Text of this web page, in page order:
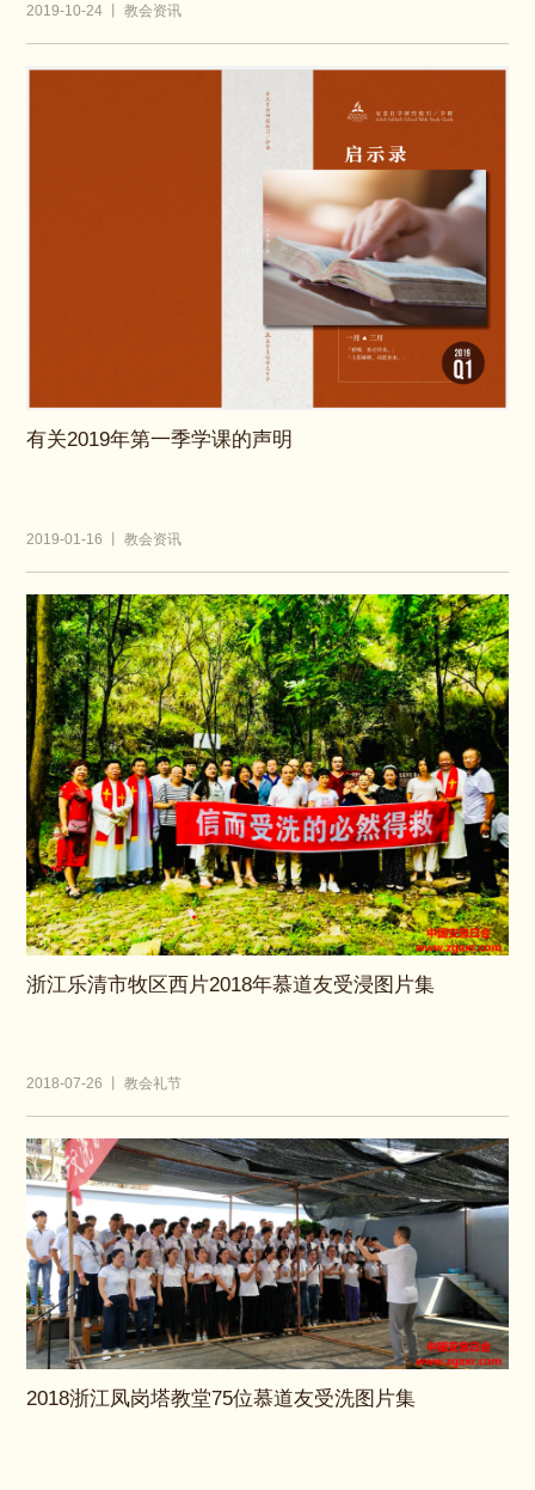
2019-10-24 丨 教会资讯
有关2019年第一季学课的声明
2019-01-16 丨 教会资讯
浙江乐清市牧区西片2018年慕道友受浸图片集
2018-07-26 丨 教会礼节
2018浙江凤岗塔教堂75位慕道友受洗图片集